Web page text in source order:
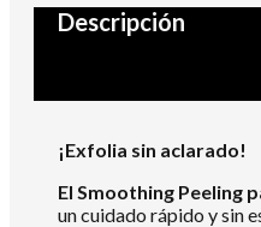
cantidad
Descripción
¡Exfolia sin aclarado!
El Smoothing Peeling
un cuidado rápido y sin